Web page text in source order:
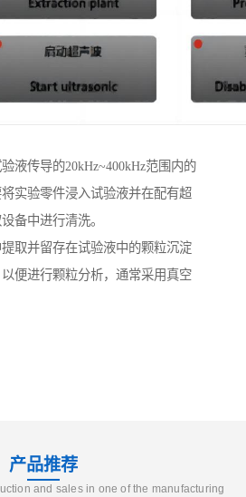
液传导的20kHz~400kHz范围内的
实验零件浸入试验液并在配有超
备中进行清洗。
取并留存在试验液中的颗粒沉淀
便进行颗粒分析，通常采用真空
产品推荐
and sales in one of the manufacturing